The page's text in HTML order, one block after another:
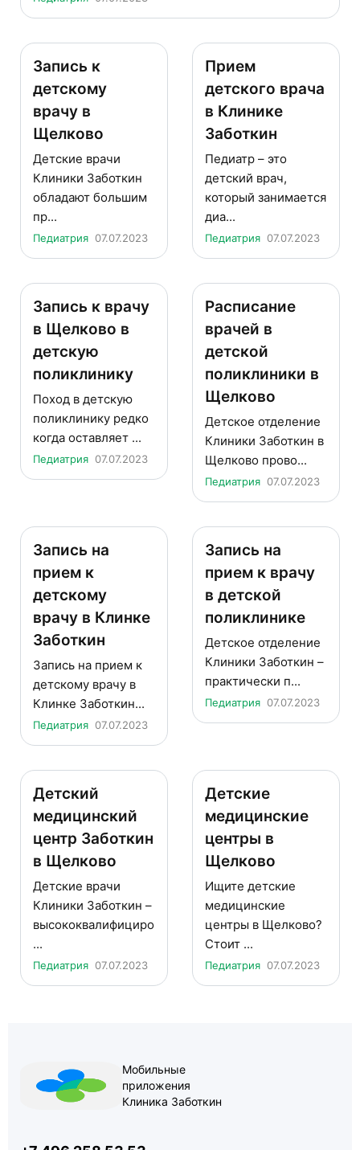
Запись к
детскому
врачу в
Щелково
Детские врачи
Клиники Заботкин
обладают большим
пр...
Педиатрия 07.07.2023
Прием
детского врача
в Клинике
Заботкин
Педиатр – это
детский врач,
который занимается
диа...
Педиатрия 07.07.2023
Запись к врачу
в Щелково в
детскую
поликлинику
Поход в детскую
поликлинику редко
когда оставляет ...
Педиатрия 07.07.2023
Расписание
врачей в
детской
поликлиники в
Щелково
Детское отделение
Клиники Заботкин в
Щелково прово...
Педиатрия 07.07.2023
Запись на
прием к
детскому
врачу в Клинке
Заботкин
Запись на прием к
детскому врачу в
Клинке Заботкин...
Педиатрия 07.07.2023
Запись на
прием к врачу
в детской
поликлинике
Детское отделение
Клиники Заботкин –
практически п...
Педиатрия 07.07.2023
Детский
медицинский
центр Заботкин
в Щелково
Детские врачи
Клиники Заботкин –
высококвалифициро
...
Педиатрия 07.07.2023
Детские
медицинские
центры в
Щелково
Ищите детские
медицинские
центры в Щелково?
Стоит ...
Педиатрия 07.07.2023
Мобильные
приложения
Клиника Заботкин